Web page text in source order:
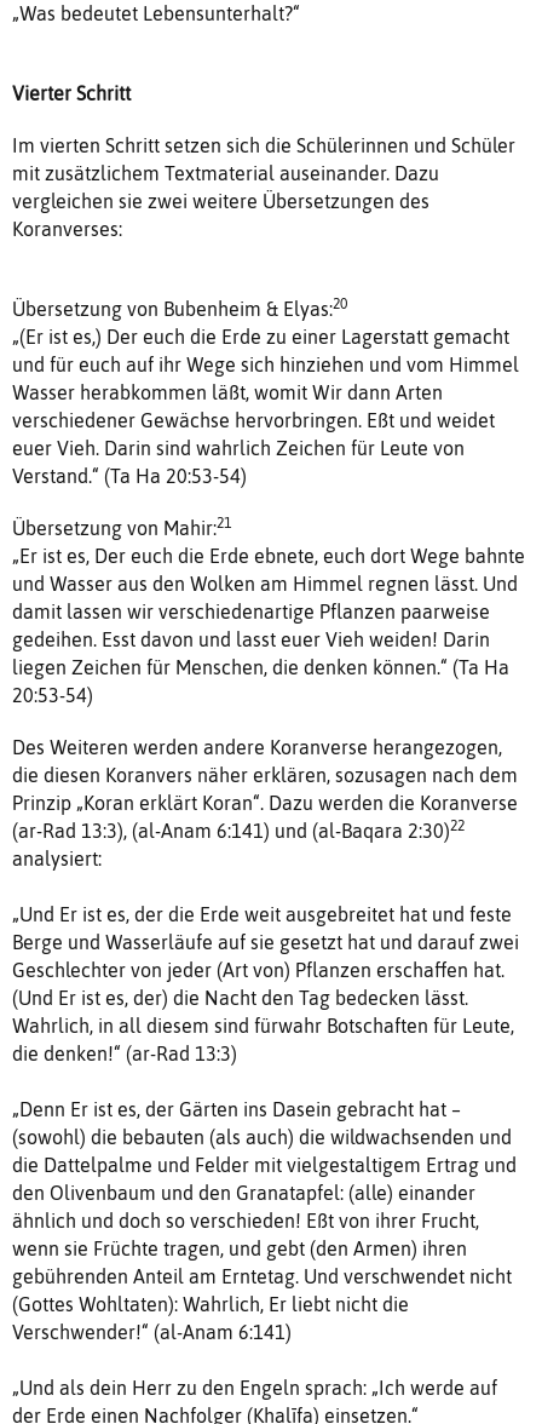
„Was bedeutet Lebensunterhalt?“
Vierter Schritt
Im vierten Schritt setzen sich die Schülerinnen und Schüler
mit zusätzlichem Textmaterial auseinander. Dazu
vergleichen sie zwei weitere Übersetzungen des
Koranverses:
Übersetzung von Bubenheim & Elyas:20
„(Er ist es,) Der euch die Erde zu einer Lagerstatt gemacht
und für euch auf ihr Wege sich hinziehen und vom Himmel
Wasser herabkommen läßt, womit Wir dann Arten
verschiedener Gewächse hervorbringen. Eßt und weidet
euer Vieh. Darin sind wahrlich Zeichen für Leute von
Verstand.“ (Ta Ha 20:53-54)
Übersetzung von Mahir:21
„Er ist es, Der euch die Erde ebnete, euch dort Wege bahnte
und Wasser aus den Wolken am Himmel regnen lässt. Und
damit lassen wir verschiedenartige Pflanzen paarweise
gedeihen. Esst davon und lasst euer Vieh weiden! Darin
liegen Zeichen für Menschen, die denken können.“ (Ta Ha
20:53-54)
Des Weiteren werden andere Koranverse herangezogen,
die diesen Koranvers näher erklären, sozusagen nach dem
Prinzip „Koran erklärt Koran“. Dazu werden die Koranverse
(ar-Rad 13:3), (al-Anam 6:141) und (al-Baqara 2:30)22
analysiert:
„Und Er ist es, der die Erde weit ausgebreitet hat und feste
Berge und Wasserläufe auf sie gesetzt hat und darauf zwei
Geschlechter von jeder (Art von) Pflanzen erschaffen hat.
(Und Er ist es, der) die Nacht den Tag bedecken lässt.
Wahrlich, in all diesem sind fürwahr Botschaften für Leute,
die denken!“ (ar-Rad 13:3)
„Denn Er ist es, der Gärten ins Dasein gebracht hat –
(sowohl) die bebauten (als auch) die wildwachsenden und
die Dattelpalme und Felder mit vielgestaltigem Ertrag und
den Olivenbaum und den Granatapfel: (alle) einander
ähnlich und doch so verschieden! Eßt von ihrer Frucht,
wenn sie Früchte tragen, und gebt (den Armen) ihren
gebührenden Anteil am Erntetag. Und verschwendet nicht
(Gottes Wohltaten): Wahrlich, Er liebt nicht die
Verschwender!“ (al-Anam 6:141)
„Und als dein Herr zu den Engeln sprach: „Ich werde auf
der Erde einen Nachfolger (Khalīfa) einsetzen.“